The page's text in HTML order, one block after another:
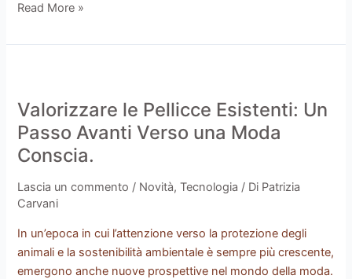
Read More »
Valorizzare le Pellicce Esistenti: Un
Passo Avanti Verso una Moda
Conscia.
Lascia un commento / Novità,Tecnologia / Di Patrizia
Carvani
In un’epoca in cui l’attenzione verso la protezione degli
animali e la sostenibilità ambientale è sempre più crescente,
emergono anche nuove prospettive nel mondo della moda.
Pellicce
Esistenti:
Un
Passo
Avanti
Verso
Moda
Conscia.